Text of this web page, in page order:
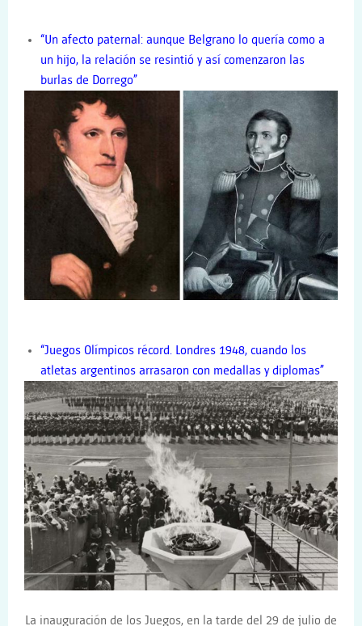
“Un afecto paternal: aunque Belgrano lo quería como a
un hijo, la relación se resintió y así comenzaron las
burlas de Dorrego”
“Juegos Olímpicos récord. Londres 1948, cuando los
atletas argentinos arrasaron con medallas y diplomas”
La inauguración de los Juegos, en la tarde del 29 de julio de